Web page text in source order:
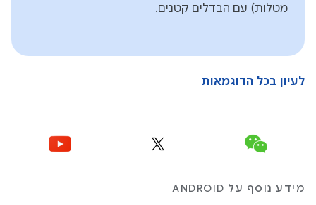
מטלות) עם הבדלים קטנים.
לעיון בכל הדוגמאות
מידע נוסף על ANDROID